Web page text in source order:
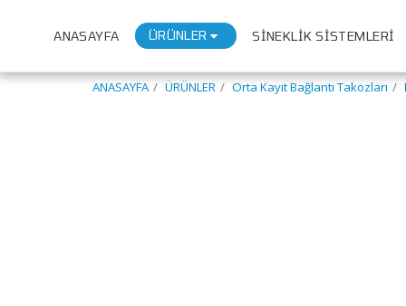
ANASAYFA ÜRÜNLER SİNEKLİK SİSTEMLERİ
ANASAYFA ÜRÜNLER Orta Kayıt Bağlantı Takozları